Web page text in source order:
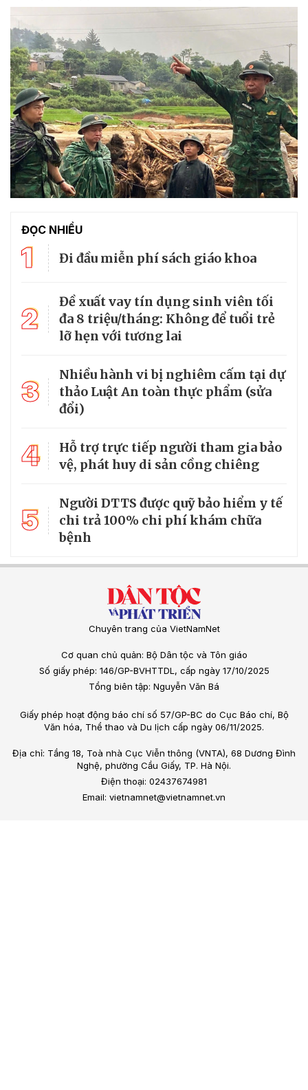
ĐỌC NHIỀU
1 Đi đầu miễn phí sách giáo khoa
2
Đề xuất vay tín dụng sinh viên tối
đa 8 triệu/tháng: Không để tuổi trẻ
lỡ hẹn với tương lai
3
Nhiều hành vi bị nghiêm cấm tại dự
thảo Luật An toàn thực phẩm (sửa
đổi)
4
Hỗ trợ trực tiếp người tham gia bảo
vệ, phát huy di sản cồng chiêng
5
Người DTTS được quỹ bảo hiểm y tế
chi trả 100% chi phí khám chữa
bệnh
Chuyên trang của VietNamNet
Cơ quan chủ quản: Bộ Dân tộc và Tôn giáo
Số giấy phép: 146/GP-BVHTTDL, cấp ngày 17/10/2025
Tổng biên tập: Nguyễn Văn Bá
Giấy phép hoạt động báo chí số 57/GP-BC do Cục Báo chí, Bộ
Văn hóa, Thể thao và Du lịch cấp ngày 06/11/2025.
Địa chỉ: Tầng 18, Toà nhà Cục Viễn thông (VNTA), 68 Dương Đình
Nghệ, phường Cầu Giấy, TP. Hà Nội.
Điện thoại: 02437674981
Email: vietnamnet@vietnamnet.vn